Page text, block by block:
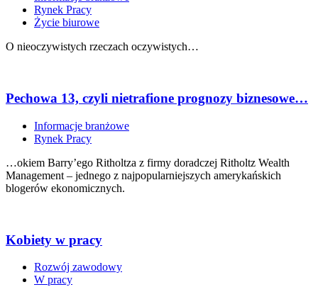
Rynek Pracy
Życie biurowe
O nieoczywistych rzeczach oczywistych…
Pechowa 13, czyli nietrafione prognozy biznesowe…
Informacje branżowe
Rynek Pracy
…okiem Barry’ego Ritholtza z firmy doradczej Ritholtz Wealth
Management – jednego z najpopularniejszych amerykańskich
blogerów ekonomicznych.
Kobiety w pracy
Rozwój zawodowy
W pracy